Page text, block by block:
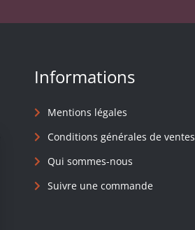
Informations
Mentions légales
Conditions générales de ventes
Qui sommes-nous
Suivre une commande